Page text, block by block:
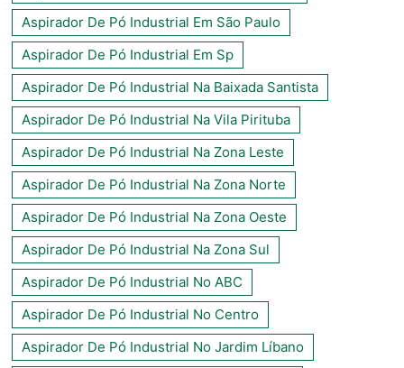
Aspirador De Pó Industrial Em São Paulo
Aspirador De Pó Industrial Em Sp
Aspirador De Pó Industrial Na Baixada Santista
Aspirador De Pó Industrial Na Vila Pirituba
Aspirador De Pó Industrial Na Zona Leste
Aspirador De Pó Industrial Na Zona Norte
Aspirador De Pó Industrial Na Zona Oeste
Aspirador De Pó Industrial Na Zona Sul
Aspirador De Pó Industrial No ABC
Aspirador De Pó Industrial No Centro
Aspirador De Pó Industrial No Jardim Líbano